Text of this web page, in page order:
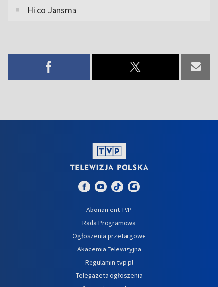
Hilco Jansma
Abonament TVP
Rada Programowa
Ogłoszenia przetargowe
Akademia Telewizyjna
Regulamin tvp.pl
Telegazeta ogłoszenia